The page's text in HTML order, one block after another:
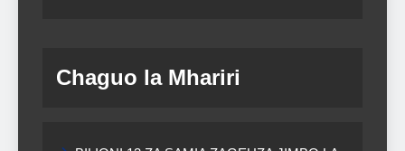
Chaguo la Mhariri